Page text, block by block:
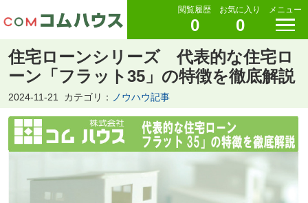
閲覧履歴
0
お気に入り
0
メニュー
住宅ローンシリーズ 代表的な住宅ロ
ーン「フラット35」の特徴を徹底解説
2024-11-21 カテゴリ： ノウハウ記事